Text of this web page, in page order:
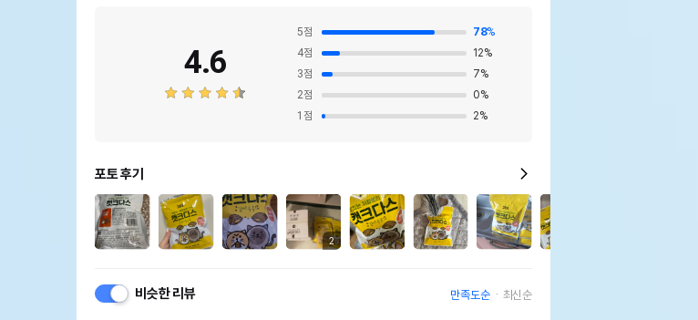
4.6
5점 78%
4점 12%
3점 7%
2점 0%
1 점 2%
포토 후기
2
비슷한 리뷰 만족도순 최신순